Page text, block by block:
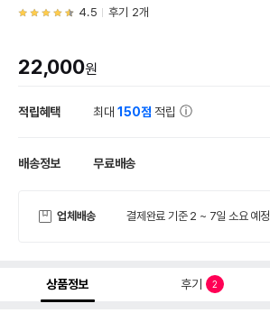
4.5 후기 2개
22,000원
적립혜택 최대150점 적립
배송정보 무료배송
업체배송 결제완료 기준 2 ~ 7일 소요 예정
상품정보 후기 2